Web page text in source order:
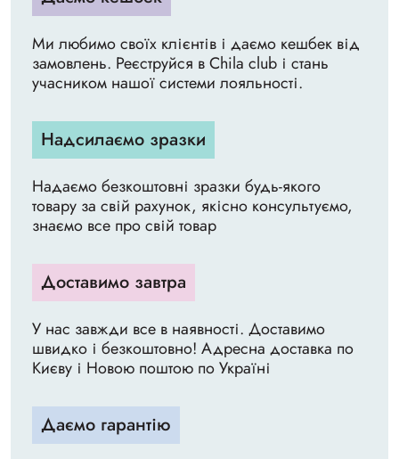
Ми любимо своїх клієнтів і даємо кешбек від
замовлень. Реєструйся в Chila club і стань
учасником нашої системи лояльності.
Надсилаємо зразки
Надаємо безкоштовні зразки будь-якого
товару за свій рахунок, якісно консультуємо,
знаємо все про свій товар
Доставимо завтра
У нас завжди все в наявності. Доставимо
швидко і безкоштовно! Адресна доставка по
Києву і Новою поштою по Україні
Даємо гарантію